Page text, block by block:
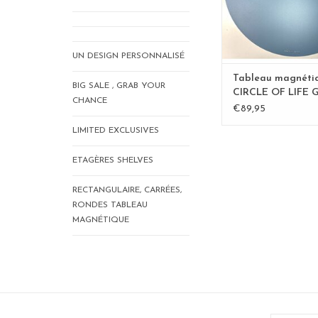
UN DESIGN PERSONNALISÉ
BIG SALE , GRAB YOUR
CHANCE
LIMITED EXCLUSIVES
ETAGÈRES SHELVES
RECTANGULAIRE, CARRÉES,
RONDES TABLEAU
MAGNÉTIQUE
Tableau
CIRCLE OF LIFE
50cm diam. -
€89,95